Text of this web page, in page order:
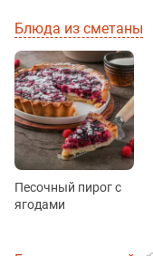
Блюда из сметаны
Песочный пирог с
ягодами